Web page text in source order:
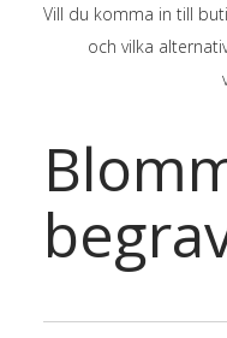
Vill du komma in till
och vilka